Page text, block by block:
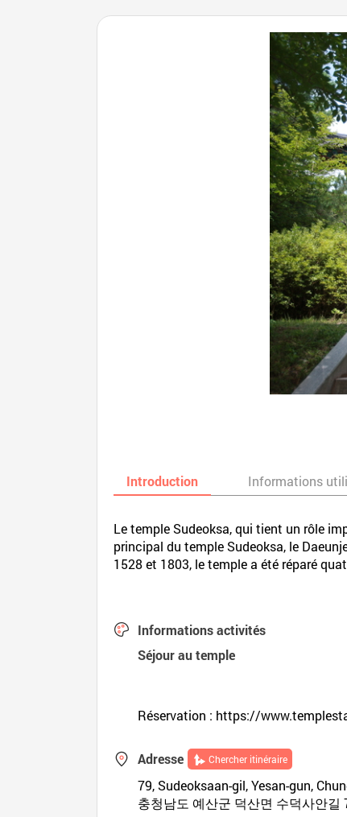
Introduction Informations
Le temple Sudeoksa, qui tient un rôle
principal du temple Sudeoksa, le
1528 et 1803, le temple a été réparé
Informations activités
Séjour au temple
Réservation : https://
Adresse Chercher itinéraire
79, Sudeoksaan-gil, Yesan-gun,
충청남도 예산군 덕산면 수덕사안길